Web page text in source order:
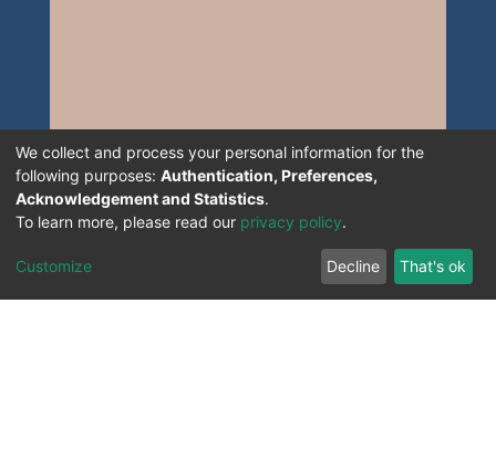
We collect and process your personal information for the
following purposes: Authentication, Preferences,
Acknowledgement and Statistics.
To learn more, please read our privacy policy.
Customize Decline That's ok